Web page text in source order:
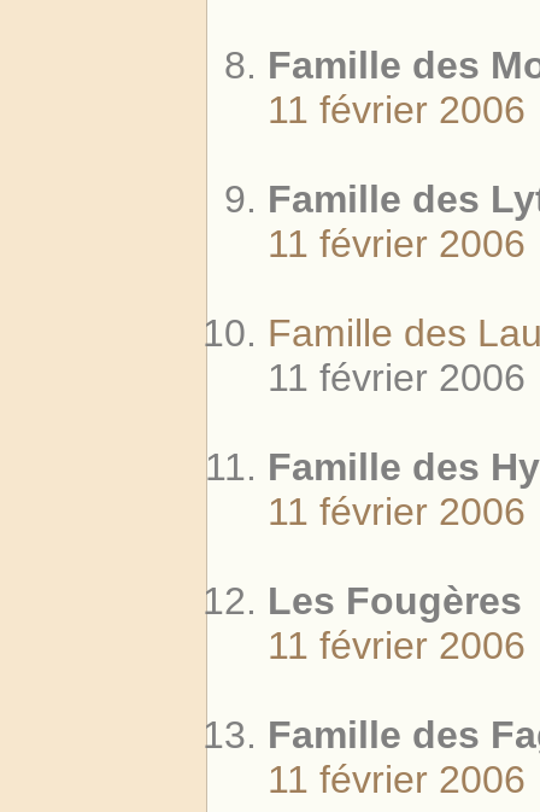
Famille des
11 février 2006
Famille des
11 février 2006
Famille des
11 février 2006
Famille des
11 février 2006
Les Fougères
11 février 2006
Famille des
11 février 2006